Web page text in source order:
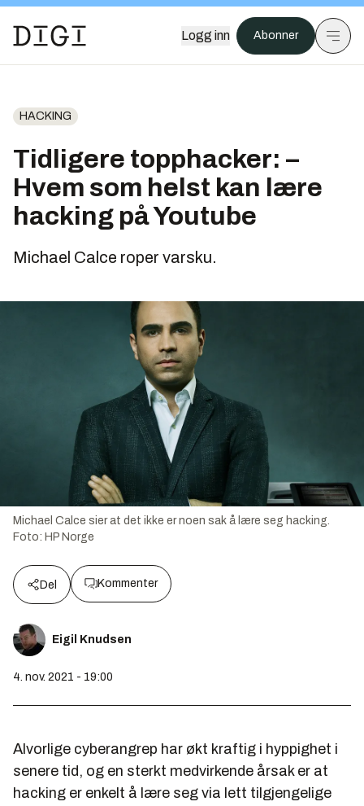
Logg inn Abonner
HACKING
Tidligere topphacker: –
Hvem som helst kan lære
hacking på Youtube
Michael Calce roper varsku.
Michael Calce sier at det ikke er noen sak å lære seg hacking.
Foto: HP Norge
Del Kommenter
Eigil Knudsen
4. nov. 2021 - 19:00
Alvorlige cyberangrep har økt kraftig i hyppighet i
senere tid, og en sterkt medvirkende årsak er at
hacking er enkelt å lære seg via lett tilgjengelige